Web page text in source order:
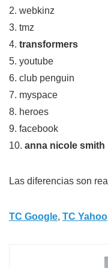
2. webkinz
3. tmz
4. transformers
5. youtube
6. club penguin
7. myspace
8. heroes
9. facebook
10. anna nicole smith
Las diferencias son
TC Google, TC Yahoo